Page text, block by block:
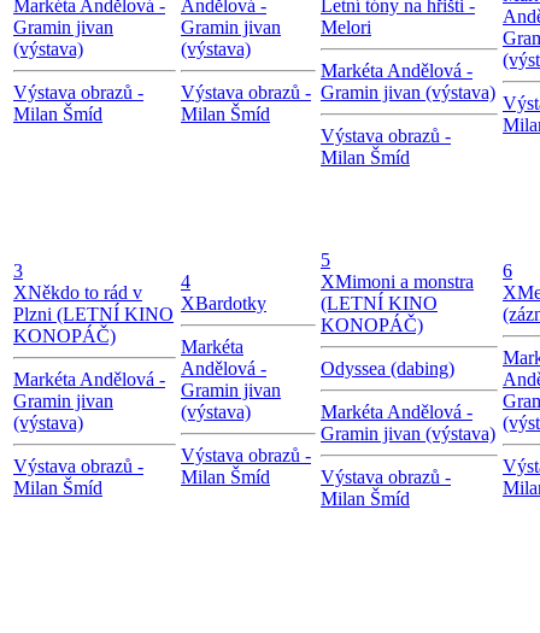
Markéta Andělová -
Gramin jivan
(výstava)
Výstava obrazů -
Milan Šmíd
Andělová -
Gramin jivan
(výstava)
Výstava obrazů -
Milan Šmíd
Letní tóny na hřišti -
Melori
Markéta Andělová -
Gramin jivan (výstava)
Výstava obrazů -
Milan Šmíd
3
XNěkdo to rád v
Plzni (LETNÍ KINO
KONOPÁČ)
Markéta Andělová -
Gramin jivan
(výstava)
Výstava obrazů -
Milan Šmíd
4
XBardotky
Markéta
Andělová -
Gramin jivan
(výstava)
Výstava obrazů -
Milan Šmíd
5
XMimoni a monstra
(LETNÍ KINO
KONOPÁČ)
Odyssea (dabing)
Markéta Andělová -
Gramin jivan (výstava)
Výstava obrazů -
Milan Šmíd
6
X